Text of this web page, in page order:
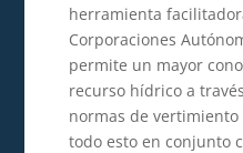
herramienta
Corporaciones
permite un mayor
recurso hídrico a
normas de
todo esto en conjunto